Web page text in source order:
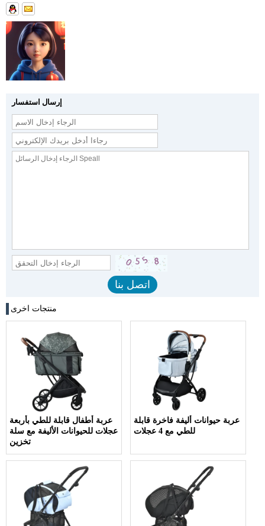
إرسال استفسار
منتجات اخرى
عربة أطفال قابلة للطي بأربعة
عجلات للحيوانات الأليفة مع سلة
تخزين
عربة حيوانات أليفة فاخرة قابلة
للطي مع 4 عجلات